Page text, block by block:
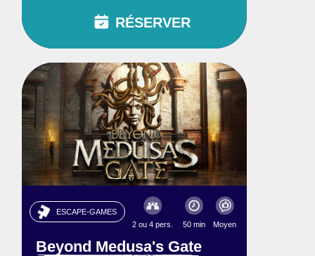
RÉSERVER
ESCAPE-GAMES
2 ou 4 pers.
50 min Moyen
Beyond Medusa's Gate